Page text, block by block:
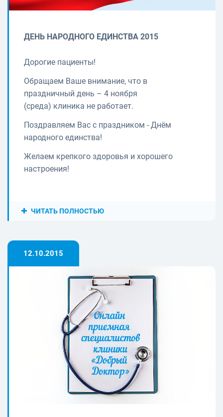
ДЕНЬ НАРОДНОГО ЕДИНСТВА 2015
Дорогие пациенты!
Обращаем Ваше внимание, что в
праздничный день – 4 ноября
(среда) клиника не работает.
Поздравляем Вас с праздником - Днём
народного единства!
Желаем крепкого здоровья и хорошего
настроения!
ЧИТАТЬ ПОЛНОСТЬЮ
12.10.2015